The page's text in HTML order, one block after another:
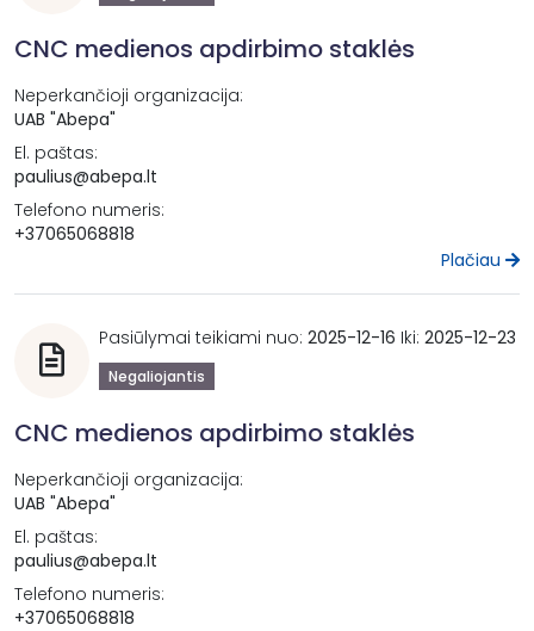
CNC medienos apdirbimo staklės
Neperkančioji organizacija:
UAB "Abepa"
El. paštas:
paulius@abepa.lt
Telefono numeris:
+37065068818
Plačiau
Pasiūlymai teikiami nuo: 2025-12-16 Iki: 2025-12-23
Negaliojantis
CNC medienos apdirbimo staklės
Neperkančioji organizacija:
UAB "Abepa"
El. paštas:
paulius@abepa.lt
Telefono numeris:
+37065068818